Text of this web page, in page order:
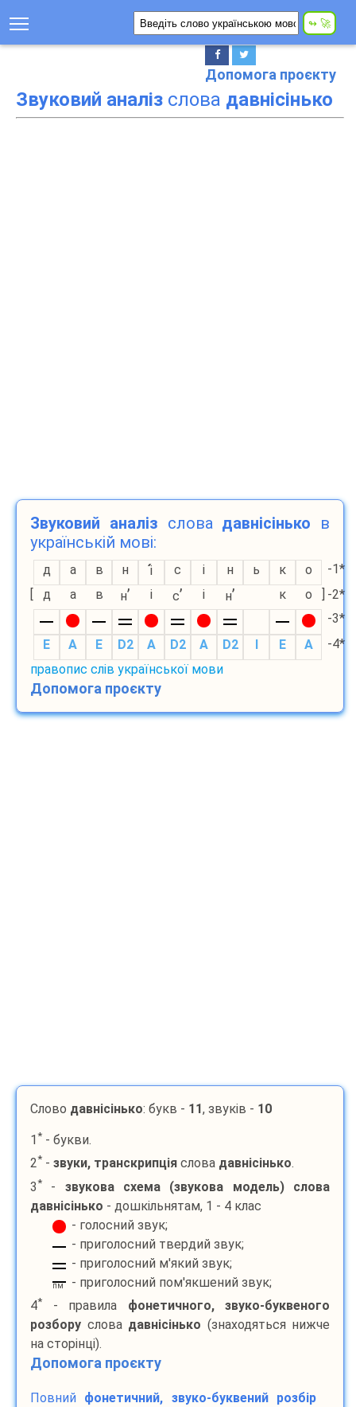
Допомога проєкту
Звуковий аналіз слова давнісінько
Звуковий аналіз слова давнісінько в
українській мові:
д а в н і с і н ь к о
-1*
[
д а в н’ і с’ і н’ к о ] -2*
-3*
E
A E D2 A D2 A D2 I E A
-4*
правопис слів української мови
Допомога проєкту
Слово давнісінько: букв - 11, звуків - 10
1 * - букви.
2* - звуки, транскрипція слова давнісінько.
3* - звукова схема (звукова модель) слова
давнісінько - дошкільнятам, 1 - 4 клас
- голосний звук;
- приголосний твердий звук;
- приголосний м'який звук;
пм
- приголосний пом'якшений звук;
4* - правила фонетичного, звуко-буквеного
розбору слова давнісінько (знаходяться нижче
на сторінці).
Допомога проєкту
Повний фонетичний, звуко-буквений розбір